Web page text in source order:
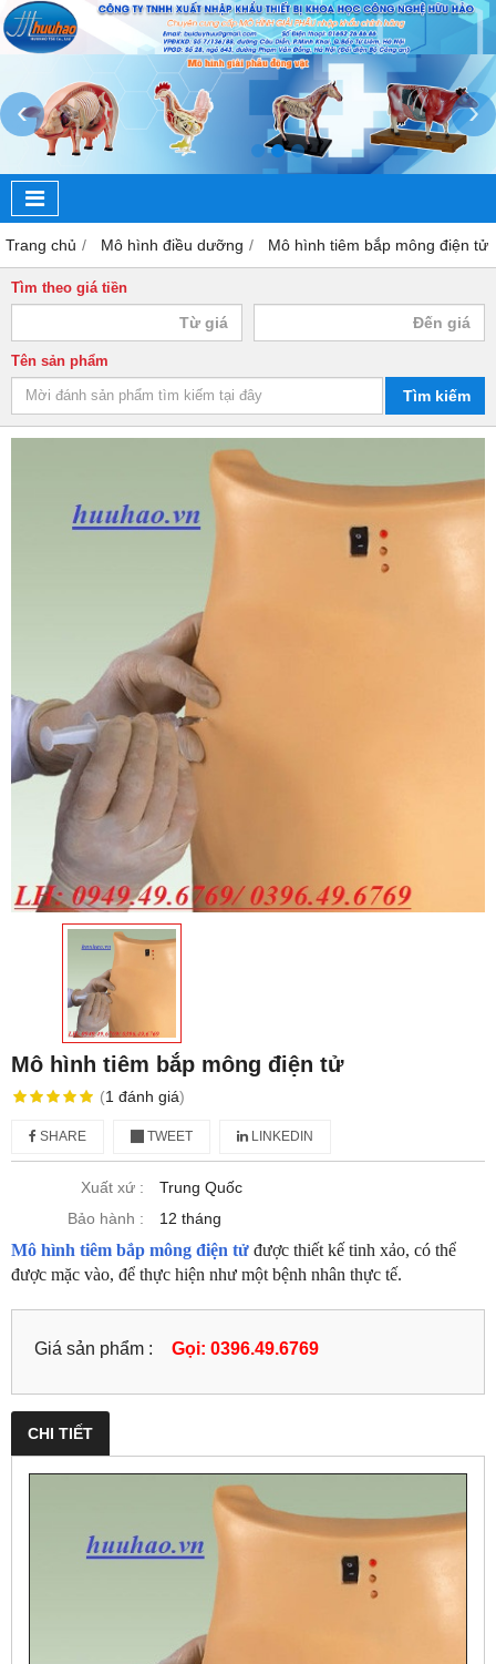
‹ ›
Trang chủ Mô hình điều dưỡng Mô hình tiêm bắp mông điện tử
Tìm theo giá tiền
Tên sản phẩm
Tìm kiếm
Mô hình tiêm bắp mông điện tử
(1 đánh giá)
SHARE TWEET LINKEDIN
Xuất xứ :
Trung Quốc
Bảo hành :
12 tháng
Mô hình tiêm bắp mông điện tử được thiết kế tinh xảo, có thể
được mặc vào, để thực hiện như một bệnh nhân thực tế.
Giá sản phẩm : Gọi: 0396.49.6769
CHI TIẾT